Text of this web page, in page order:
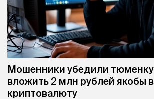
Мошенники убедили тюменку
вложить 2 млн рублей якобы в
криптовалюту